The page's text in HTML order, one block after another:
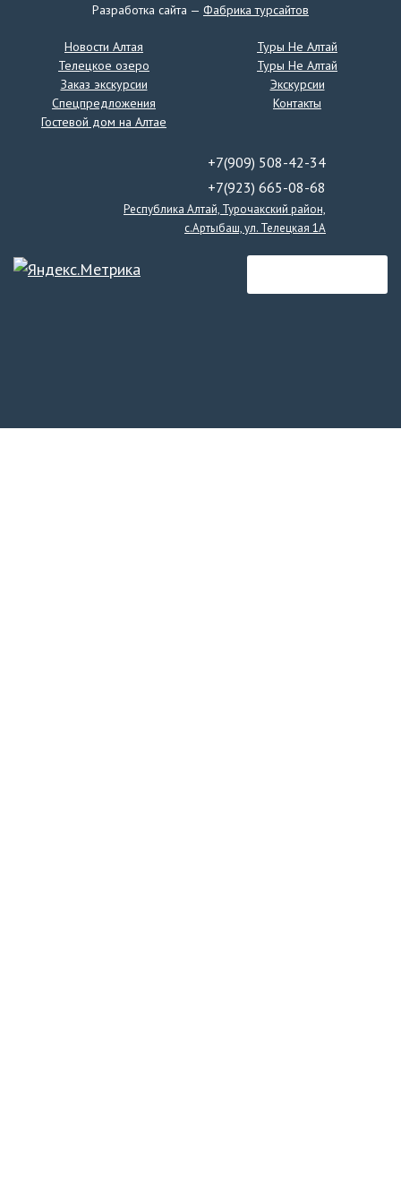
Разработка сайта — Фабрика турсайтов
Новости Алтая
Телецкое озеро
Заказ экскурсии
Спецпредложения
Гостевой дом на Алтае
Туры Не Алтай
Туры Не Алтай
Экскурсии
Контакты
+7(909) 508-42-34
+7(923) 665-08-68
Республика Алтай, Турочакский район,
с.Артыбаш, ул. Телецкая 1А